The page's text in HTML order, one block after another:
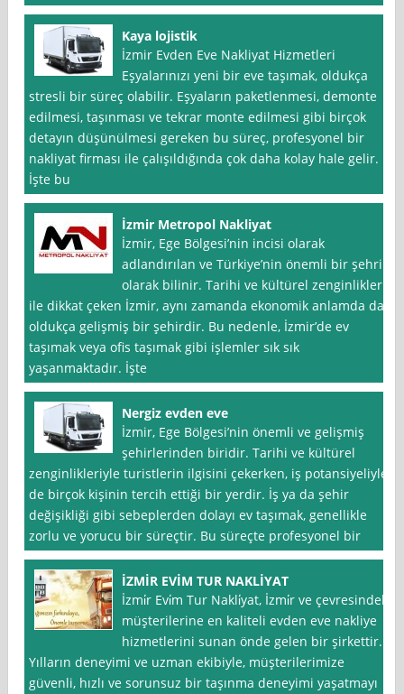
Kaya lojistik
İzmir Evden Eve Nakliyat Hizmetleri
Eşyalarınızı yeni bir eve taşımak, oldukça
stresli bir süreç olabilir. Eşyaların paketlenmesi, demonte
edilmesi, taşınması ve tekrar monte edilmesi gibi birçok
detayın düşünülmesi gereken bu süreç, profesyonel bir
nakliyat firması ile çalışıldığında çok daha kolay hale gelir.
İşte bu
İzmir Metropol Nakliyat
İzmir, Ege Bölgesi’nin incisi olarak
adlandırılan ve Türkiye’nin önemli bir şehri
olarak bilinir. Tarihi ve kültürel zenginlikleri
ile dikkat çeken İzmir, aynı zamanda ekonomik anlamda da
oldukça gelişmiş bir şehirdir. Bu nedenle, İzmir’de ev
taşımak veya ofis taşımak gibi işlemler sık sık
yaşanmaktadır. İşte
Nergiz evden eve
İzmir, Ege Bölgesi’nin önemli ve gelişmiş
şehirlerinden biridir. Tarihi ve kültürel
zenginlikleriyle turistlerin ilgisini çekerken, iş potansiyeliyle
de birçok kişinin tercih ettiği bir yerdir. İş ya da şehir
değişikliği gibi sebeplerden dolayı ev taşımak, genellikle
zorlu ve yorucu bir süreçtir. Bu süreçte profesyonel bir
İZMİR EVİM TUR NAKLİYAT
İzmi̇r Evi̇m Tur Nakli̇yat, İzmi̇r ve çevresindeki
müşterilerine en kaliteli evden eve nakliye
hizmetlerini sunan önde gelen bir şirkettir.
Yılların deneyimi ve uzman ekibiyle, müşterilerimize
güvenli, hızlı ve sorunsuz bir taşınma deneyimi yaşatmayı